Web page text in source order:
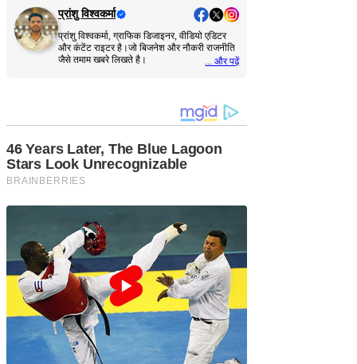
प्रांशु विश्वकर्मा
प्रांशु विश्वकर्मा, ग्राफिक डिजाइनर, वीडियो एडिटर
और कंटेंट राइटर है।जो बिजनेश और नौकरी राजनीति
जैसे तमाम खबरे लिखते है।
... और पढ़ें